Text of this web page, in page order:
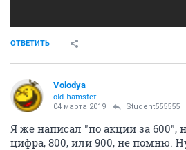
ОТВЕТИТЬ
Volodya
old hamster
04 марта 2019 Student555555
Я же написал "по акции за 600",
цифра, 800, или 900, не помню.